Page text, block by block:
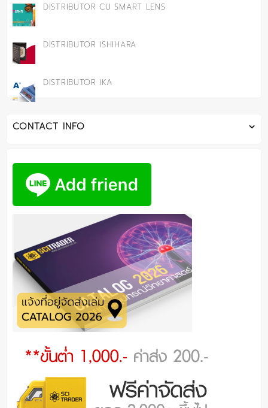
DISTRIBUTOR CU SMART LENS
DISTRIBUTOR ISHIHARA
DISTRIBUTOR IKA
CONTACT INFO